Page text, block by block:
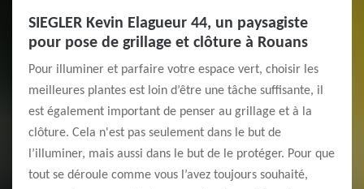
SIEGLER Kevin Elagueur 44, un paysagiste
pour pose de grillage et clôture à Rouans
Pour illuminer et parfaire votre espace vert, choisir les
meilleures plantes est loin d’être une tâche suffisante, il
est également important de penser au grillage et à la
clôture. Cela n'est pas seulement dans le but de
l’illuminer, mais aussi dans le but de le protéger. Pour que
tout se déroule comme vous l’avez toujours souhaité,